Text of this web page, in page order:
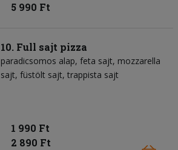
5 990 Ft
10. Full sajt pizza
paradicsomos alap feta sajt mozzarella
sajt füstölt sajt trappista sajt
1 990 Ft
2 890 Ft